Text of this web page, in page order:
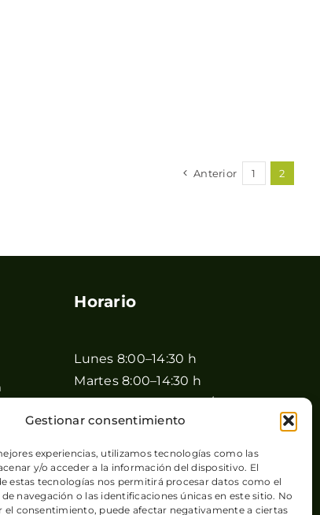
Gestionar consentimiento
experiencias, utilizamos tecnologías como las
y/o acceder a la información del dispositivo. El
estas tecnologías nos permitirá procesar datos como el
navegación o las identificaciones únicas en este sitio. No
el consentimiento, puede afectar negativamente a ciertas
Anterior 1 2
Horario
Lunes 8:00–14:30 h
Martes 8:00–14:30 h
Miércoles 8:00–14:30 / 17:00–20:00
h
Jueves 8:00–14:30 / 17:00–20:00 h
Viernes 8:00–14:30 / 17:00–20:00 h
Sábado 8:00–15:00 h